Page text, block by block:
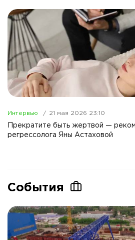
Интервью 21 мая 2026 23:10
Прекратите быть жертвой —
регрессолога Яны Астаховой
События